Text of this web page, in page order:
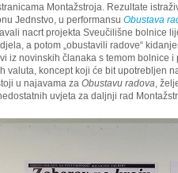
Montažstroja. Rezultate
Jednstvo, u performansu Obustava
nacrt projekta Sveučilišne bolnice
a potom „obustavili radove“
iz novinskih članaka s temom bolnice
valuta, koncept koji će bit upotrebljen
u najavama za Obustavu radova,
uvjeta za daljnji rad